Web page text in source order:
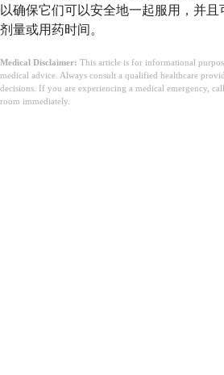
以确保它们可以安全地一起服用，并
剂量或用药时间。
Medical Disclaimer: This article is for informational
medical advice. Always consult a qualified healthcare
decisions. If you are experiencing a medical emergency,
room immediately.